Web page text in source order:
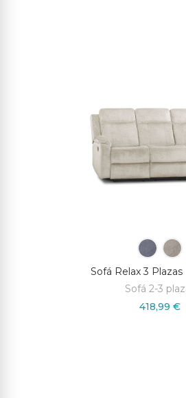
Sofá Relax 3
Sofá 2-3
418,99 €